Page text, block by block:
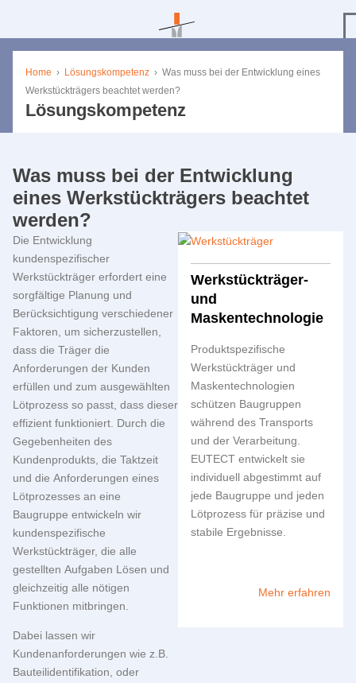
Home › Lösungskompetenz › Was muss bei der Entwicklung eines
Werkstückträgers beachtet werden?
Lösungskompetenz
Was muss bei der Entwicklung
eines Werkstückträgers beachtet
werden?
Die Entwicklung
kundenspezifischer
Werkstückträger erfordert eine
sorgfältige Planung und
Berücksichtigung verschiedener
Faktoren, um sicherzustellen,
dass die Träger die
Anforderungen der Kunden
erfüllen und zum ausgewählten
Lötprozess so passt, dass dieser
effizient funktioniert. Durch die
Gegebenheiten des
Kundenprodukts, die Taktzeit
und die Anforderungen eines
Lötprozesses an eine
Baugruppe entwickeln wir
kundenspezifische
Werkstückträger, die alle
gestellten Aufgaben Lösen und
gleichzeitig alle nötigen
Funktionen mitbringen.
Dabei lassen wir
Kundenanforderungen wie z.B.
Bauteilidentifikation, oder
Werkstückträger-
und
Maskentechnologie
Produktspezifische
Werkstückträger und
Maskentechnologien
schützen Baugruppen
während des Transports
und der Verarbeitung.
EUTECT entwickelt sie
individuell abgestimmt auf
jede Baugruppe und jeden
Lötprozess für präzise und
stabile Ergebnisse.
Mehr erfahren